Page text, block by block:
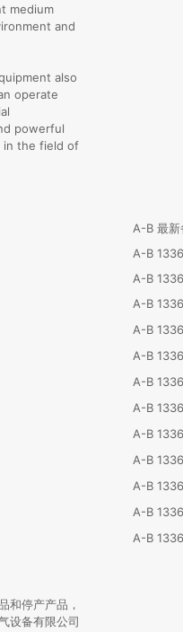
medium
and
also
operate
powerful
in the field of
A-B 最新
A-B
A-B
A-B
A-B
A-B
A-B
A-B
A-B
A-B
A-B
A-B
A-B
和停产产品，
设备有限公司